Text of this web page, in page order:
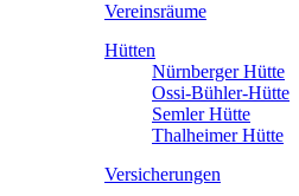
Vereinsräume
Hütten
Nürnberger Hütte
Ossi-Bühler-Hütte
Semler Hütte
Thalheimer Hütte
Versicherungen